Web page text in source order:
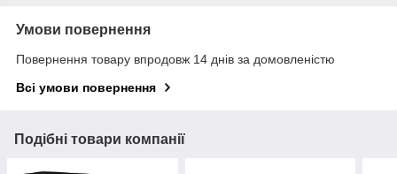
Умови повернення
Повернення товару впродовж 14 днів за домовленістю
Всі умови повернення
Подібні товари компанії